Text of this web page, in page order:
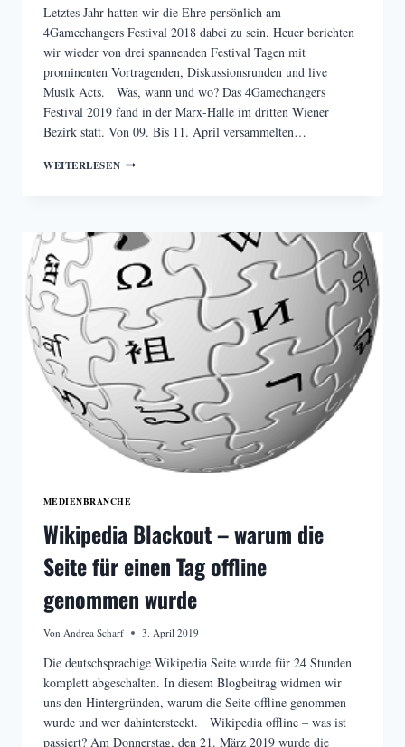
Letztes Jahr hatten wir die Ehre persönlich am
4Gamechangers Festival 2018 dabei zu sein. Heuer berichten
wir wieder von drei spannenden Festival Tagen mit
prominenten Vortragenden, Diskussionsrunden und live
Musik Acts. Was, wann und wo? Das 4Gamechangers
Festival 2019 fand in der Marx-Halle im dritten Wiener
Bezirk statt. Von 09. Bis 11. April versammelten…
WEITERLESENZUKUNFTSTHEMEN
MEDIENBRANCHE
Wikipedia Blackout – warum die
Seite für einen Tag offline
genommen wurde
Von Andrea Scharf 3. April 2019
Die deutschsprachige Wikipedia Seite wurde für 24 Stunden
komplett abgeschalten. In diesem Blogbeitrag widmen wir
uns den Hintergründen, warum die Seite offline genommen
wurde und wer dahintersteckt. Wikipedia offline – was ist
passiert? Am Donnerstag, den 21. März 2019 wurde die